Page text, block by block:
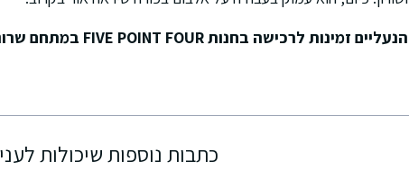
הנעליים זמינות לרכישה בחנותFIVE POINT FOUR במתחם
כתבות נוספות שיכולות